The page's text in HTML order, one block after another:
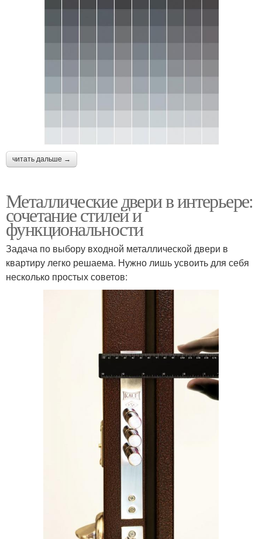
читать дальше →
Металлические двери в интерьере:
сочетание стилей и
функциональности
Задача по выбору входной металлической двери в
квартиру легко решаема. Нужно лишь усвоить для себя
несколько простых советов: